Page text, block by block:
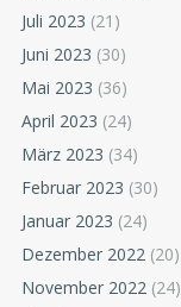
Juli 2023 (21)
Juni 2023 (30)
Mai 2023 (36)
April 2023 (24)
März 2023 (34)
Februar 2023 (30)
Januar 2023 (24)
Dezember 2022 (20)
November 2022 (24)